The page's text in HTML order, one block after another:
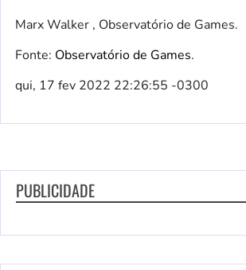
Marx Walker , Observatório de Games.
Fonte: Observatório de Games.
qui, 17 fev 2022 22:26:55 -0300
PUBLICIDADE